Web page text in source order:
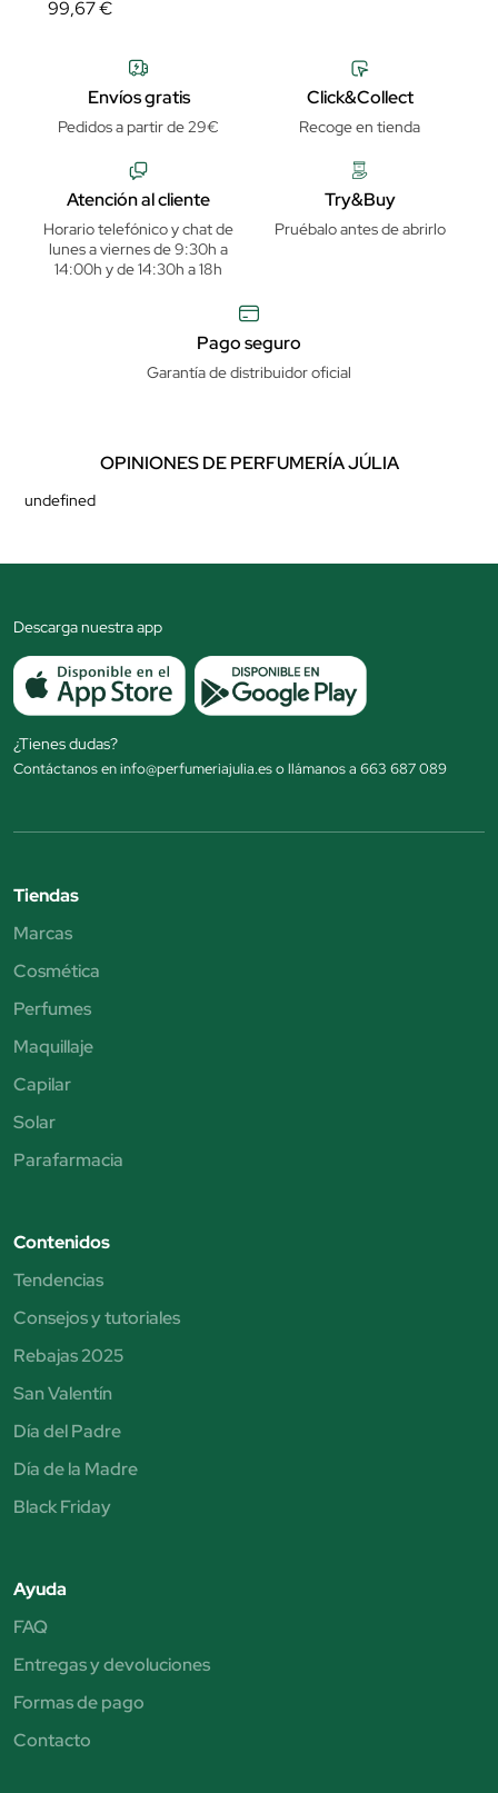
99,67 €
Envíos gratis
Pedidos a partir de 29€
Click&Collect
Recoge en tienda
Atención al cliente
Horario telefónico y chat de
lunes a viernes de 9:30h a
14:00h y de 14:30h a 18h
Try&Buy
Pruébalo antes de abrirlo
Pago seguro
Garantía de distribuidor oficial
OPINIONES DE PERFUMERÍA JÚLIA
undefined
Descarga nuestra app
¿Tienes dudas?
Contáctanos en info@perfumeriajulia.es o llámanos a 663 687 089
Tiendas
Marcas
Cosmética
Perfumes
Maquillaje
Capilar
Solar
Parafarmacia
Contenidos
Tendencias
Consejos y tutoriales
Rebajas 2025
San Valentín
Día del Padre
Día de la Madre
Black Friday
Ayuda
FAQ
Entregas y devoluciones
Formas de pago
Contacto